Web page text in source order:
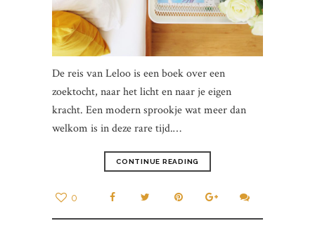
De reis van Leloo is een boek over een
zoektocht, naar het licht en naar je eigen
kracht. Een modern sprookje wat meer dan
welkom is in deze rare tijd.…
CONTINUE READING
0